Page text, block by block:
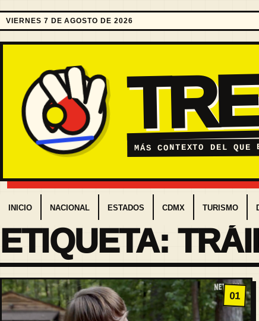
VIERNES 7 DE AGOSTO DE 2026
MÁS CONTEXTO DEL QUE
INICIO NACIONAL ESTADOS CDMX TURISMO
ETIQUETA:
01